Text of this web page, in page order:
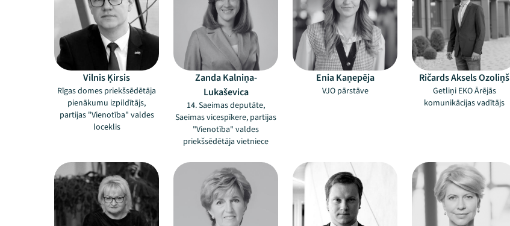
Vilnis Ķirsis
Rīgas domes priekšsēdētāja
pienākumu izpildītājs,
partijas "Vienotība" valdes
loceklis
Zanda Kalniņa-
Lukaševica
14. Saeimas deputāte,
Saeimas vicespīkere, partijas
"Vienotība" valdes
priekšsēdētāja vietniece
Enia Kaņepēja
VJO pārstāve
Ričards Aksels Ozoliņš
Getliņi EKO Ārējās
komunikācijas vadītājs